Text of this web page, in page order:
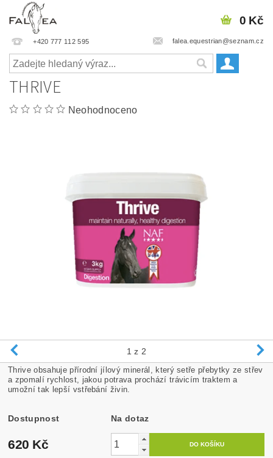
+420 777 112 595 falea.equestrian@seznam.cz
0 Kč
THRIVE
Neohodnoceno
1 z 2
Thrive obsahuje přírodní jílový minerál, který setře přebytky ze střev
a zpomalí rychlost, jakou potrava prochází trávicím traktem a
umožní tak lepší vstřebání živin.
Dostupnost Na dotaz
620 Kč